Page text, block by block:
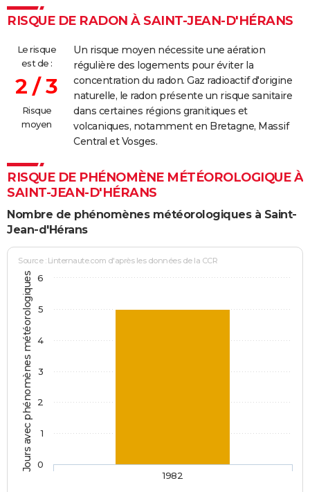
RISQUE DE RADON À SAINT-JEAN-D'HÉRANS
Le risque
est de :
2 / 3
Risque
moyen
Un risque moyen nécessite une aération
régulière des logements pour éviter la
concentration du radon. Gaz radioactif d'origine
naturelle, le radon présente un risque sanitaire
dans certaines régions granitiques et
volcaniques, notamment en Bretagne, Massif
Central et Vosges.
RISQUE DE PHÉNOMÈNE MÉTÉOROLOGIQUE À
SAINT-JEAN-D'HÉRANS
Nombre de phénomènes météorologiques à Saint-
Jean-d'Hérans
Jours avec phénomènes météorologiques
Source : Linternaute.com d'après les données de la CCR
1982
0
1
2
3
4
5
6